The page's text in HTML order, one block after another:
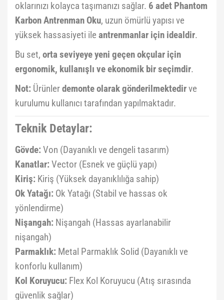
oklarınızı kolayca taşımanızı sağlar. 6 adet Phantom
Karbon Antrenman Oku, uzun ömürlü yapısı ve
yüksek hassasiyeti ile antrenmanlar için idealdir.
Bu set, orta seviyeye yeni geçen okçular için
ergonomik, kullanışlı ve ekonomik bir seçimdir.
Not: Ürünlerdemonte olarak gönderilmektedirve
kurulumu kullanıcı tarafından yapılmaktadır.
Teknik Detaylar:
Gövde: Von (Dayanıklı ve dengeli tasarım)
Kanatlar: Vector (Esnek ve güçlü yapı)
Kiriş: Kiriş (Yüksek dayanıklılığa sahip)
Ok Yatağı: Ok Yatağı (Stabil ve hassas ok
yönlendirme)
Nişangah: Nişangah (Hassas ayarlanabilir
nişangah)
Parmaklık: Metal Parmaklık Solid (Dayanıklı ve
konforlu kullanım)
Kol Koruyucu: Flex Kol Koruyucu (Atış sırasında
güvenlik sağlar)